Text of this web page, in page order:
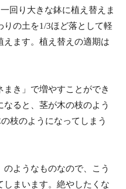
回り大きな鉢に植え替えま
りの土を1/3ほど落として軽
えます。植え替えの適期は
まき」で増やすことができ
なると、茎が木の枝のよう
枝のようになってしまう
ようなものなので、こう
しまいます。絶やしたくな